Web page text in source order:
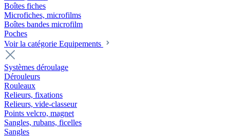
Boîtes fiches
Microfiches, microfilms
Boîtes bandes microfilm
Poches
Voir la catégorie Equipements
Systèmes déroulage
Dérouleurs
Rouleaux
Relieurs, fixations
Relieurs, vide-classeur
Points velcro, magnet
Sangles, rubans, ficelles
Sangles